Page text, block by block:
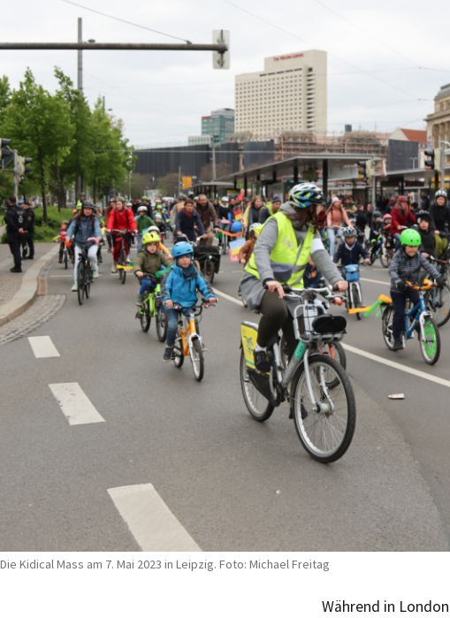
Die Kidical Mass am 7. Mai 2023 in Leipzig. Foto: Michael Freitag
Während in